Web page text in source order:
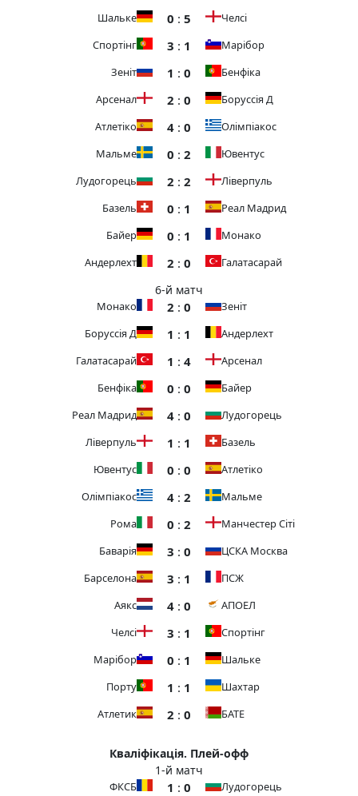
Шальке
0 : 5
Челсі
Спортінг
3 : 1
Марібор
Зеніт
1 : 0
Бенфіка
Арсенал
2 : 0
Боруссія Д
Атлетіко
4 : 0
Олімпіакос
Мальме
0 : 2
Ювентус
Лудогорець
2 : 2
Ліверпуль
Базель
0 : 1
Реал Мадрид
Байер
0 : 1
Монако
Андерлехт
2 : 0 Галатасарай
6-й матч
Монако 2 : 0
Зеніт
Боруссія Д
1 : 1
Андерлехт
Галатасарай
1 : 4
Арсенал
Бенфіка
0 : 0
Байер
Реал Мадрид
4 : 0
Лудогорець
Ліверпуль
1 : 1
Базель
Ювентус
0 : 0
Атлетіко
Олімпіакос
4 : 2
Мальме
Рома
0 : 2
Манчестер Сіті
Баварія
3 : 0
ЦСКА Москва
Барселона
3 : 1
ПСЖ
Аякс
4 : 0
АПОЕЛ
Челсі
3 : 1
Спортінг
Марібор
0 : 1
Шальке
Порту
1 : 1
Шахтар
Атлетик
2 : 0 БАТЕ
Кваліфікація. Плей-офф
1-й матч
ФКСБ 1 : 0
Лудогорець